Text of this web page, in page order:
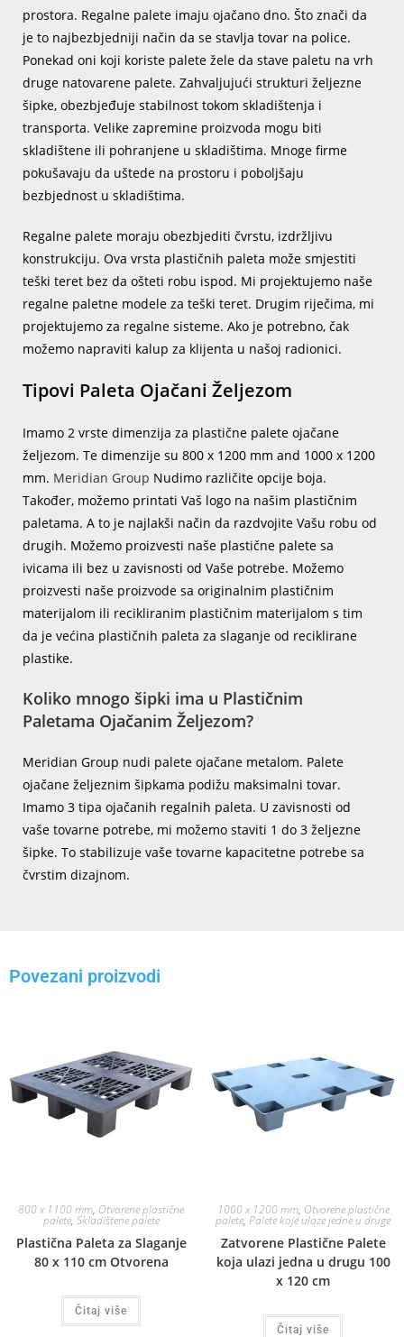
prostora. Regalne palete imaju ojačano dno. Što znači da
je to najbezbjedniji način da se stavlja tovar na police.
Ponekad oni koji koriste palete žele da stave paletu na vrh
druge natovarene palete. Zahvaljujući strukturi željezne
šipke, obezbjeđuje stabilnost tokom skladištenja i
transporta. Velike zapremine proizvoda mogu biti
skladištene ili pohranjene u skladištima. Mnoge firme
pokušavaju da uštede na prostoru i poboljšaju
bezbjednost u skladištima.
Regalne palete moraju obezbjediti čvrstu, izdržljivu
konstrukciju. Ova vrsta plastičnih paleta može smjestiti
teški teret bez da ošteti robu ispod. Mi projektujemo naše
regalne paletne modele za teški teret. Drugim riječima, mi
projektujemo za regalne sisteme. Ako je potrebno, čak
možemo napraviti kalup za klijenta u našoj radionici.
Tipovi Paleta Ojačani Željezom
Imamo 2 vrste dimenzija za plastične palete ojačane
željezom. Te dimenzije su 800 x 1200 mm and 1000 x 1200
mm. Meridian Group Nudimo različite opcije boja.
Također, možemo printati Vaš logo na našim plastičnim
paletama. A to je najlakši način da razdvojite Vašu robu od
drugih. Možemo proizvesti naše plastične palete sa
ivicama ili bez u zavisnosti od Vaše potrebe. Možemo
proizvesti naše proizvode sa originalnim plastičnim
materijalom ili recikliranim plastičnim materijalom s tim
da je većina plastičnih paleta za slaganje od reciklirane
plastike.
Koliko mnogo šipki ima u Plastičnim
Paletama Ojačanim Željezom?
Meridian Group nudi palete ojačane metalom. Palete
ojačane željeznim šipkama podižu maksimalni tovar.
Imamo 3 tipa ojačanih regalnih paleta. U zavisnosti od
vaše tovarne potrebe, mi možemo staviti 1 do 3 željezne
šipke. To stabilizuje vaše tovarne kapacitetne potrebe sa
čvrstim dizajnom.
Povezani proizvodi
800 x 1100 mm, Otvorene plastične
palete, Skladištene palete
Plastična Paleta za Slaganje
80 x 110 cm Otvorena
Čitaj više
1000 x 1200 mm, Otvorene plastične
palete, Palete koje ulaze jedne u druge
Zatvorene Plastične Palete
koja ulazi jedna u drugu 100
x 120 cm
Čitaj više